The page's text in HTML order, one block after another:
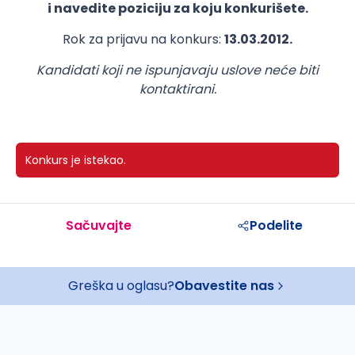
i navedite poziciju za koju konkurišete.
Rok za prijavu na konkurs: 13.03.2012.
Kandidati koji ne ispunjavaju uslove neće biti
kontaktirani.
Konkurs je istekao.
Sačuvajte Podelite
Greška u oglasu?Obavestite nas